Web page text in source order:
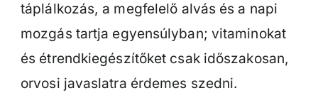
táplálkozás, a megfelelő alvás és a napi
mozgás tartja egyensúlyban; vitaminokat
és étrendkiegészítőket csak időszakosan,
orvosi javaslatra érdemes szedni.